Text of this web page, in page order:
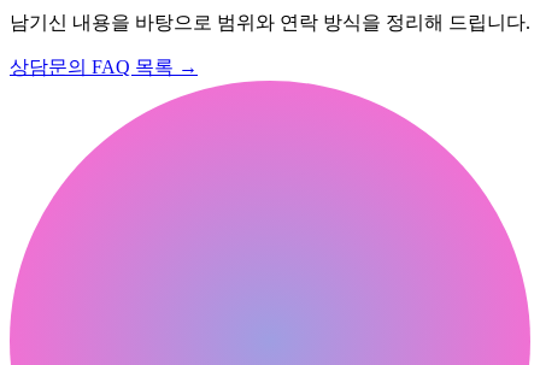
남기신 내용을 바탕으로 범위와 연락 방식을 정리해 드립니다.
상담문의 FAQ 목록 →